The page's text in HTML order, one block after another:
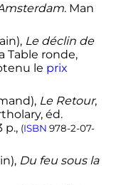
. Man
Le déclin de
Table ronde,
le prix
Le Retour,
éd.
p., (ISBN 978-2-07-
Du feu sous la